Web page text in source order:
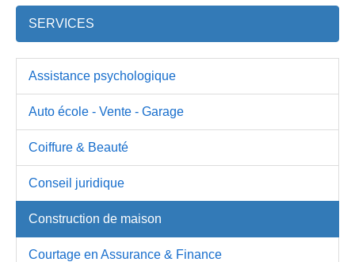
SERVICES
Assistance psychologique
Auto école - Vente - Garage
Coiffure & Beauté
Conseil juridique
Construction de maison
Courtage en Assurance & Finance